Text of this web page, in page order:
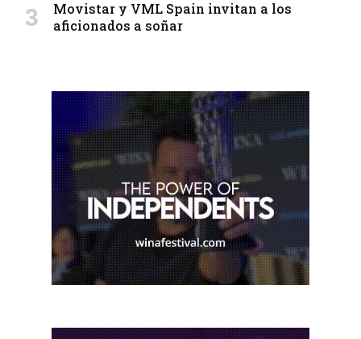
Movistar y VML Spain invitan a los
aficionados a soñar